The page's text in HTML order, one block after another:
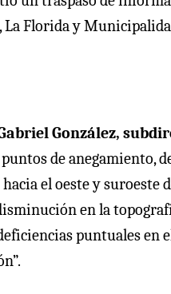
Florida y
González,
de anegamiento,
el oeste y suroeste
en la
puntuales en